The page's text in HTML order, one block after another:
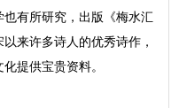
有所研究，出版《梅水汇
来许多诗人的优秀诗作，
提供宝贵资料。